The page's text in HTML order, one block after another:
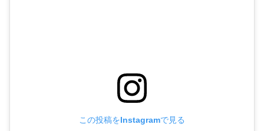
この投稿をInstagramで見る